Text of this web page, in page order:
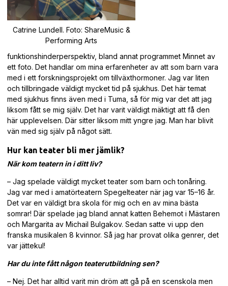
Catrine Lundell. Foto: ShareMusic &
Performing Arts
funktionshinderperspektiv, bland annat programmet Minnet av
ett foto. Det handlar om mina erfarenheter av att som barn vara
med i ett forskningsprojekt om tillväxthormoner. Jag var liten
och tillbringade väldigt mycket tid på sjukhus. Det här temat
med sjukhus finns även med i Tuma, så för mig var det att jag
liksom fått se mig själv. Det har varit väldigt mäktigt att få den
här upplevelsen. Där sitter liksom mitt yngre jag. Man har blivit
vän med sig själv på något sätt.
Hur kan teater bli mer jämlik?
När kom teatern in i ditt liv?
– Jag spelade väldigt mycket teater som barn och tonåring.
Jag var med i amatörteatern Spegelteater när jag var 15–16 år.
Det var en väldigt bra skola för mig och en av mina bästa
somrar! Där spelade jag bland annat katten Behemot i Mästaren
och Margarita av Michail Bulgakov. Sedan satte vi upp den
franska musikalen 8 kvinnor. Så jag har provat olika genrer, det
var jättekul!
Har du inte fått någon teaterutbildning sen?
– Nej. Det har alltid varit min dröm att gå på en scenskola men